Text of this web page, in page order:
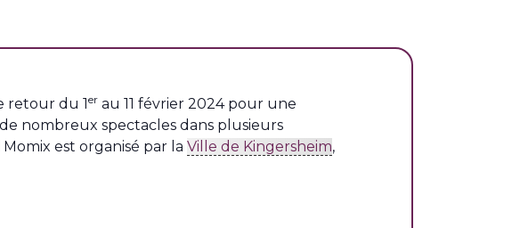
retour du 1er au 11 février 2024 pour une
nombreux spectacles dans plusieurs
est organisé par la Ville de Kingersheim,